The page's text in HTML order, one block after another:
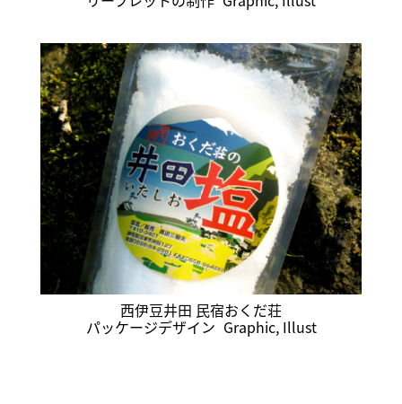
西伊豆井田 民宿おくだ荘
パッケージデザイン Graphic, Illust